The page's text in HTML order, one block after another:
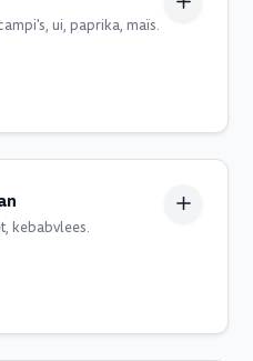
ui, paprika, maïs.
kebabvlees.